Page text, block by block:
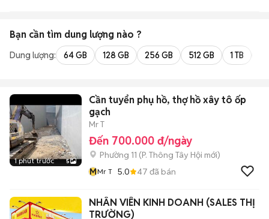
Bạn cần tìm dung lượng nào ?
Dung lượng: 64 GB 128 GB 256 GB 512 GB 1 TB
1 phút trước 5
Cần tuyển phụ hồ, thợ hồ xây tô ốp
gạch
Mr T
Đến 700.000 đ/ngày
Phường 11 (P. Thông Tây Hội mới)
MMr T 5.0 47 đã bán
NHÂN VIÊN KINH DOANH (SALES THỊ
TRƯỜNG)